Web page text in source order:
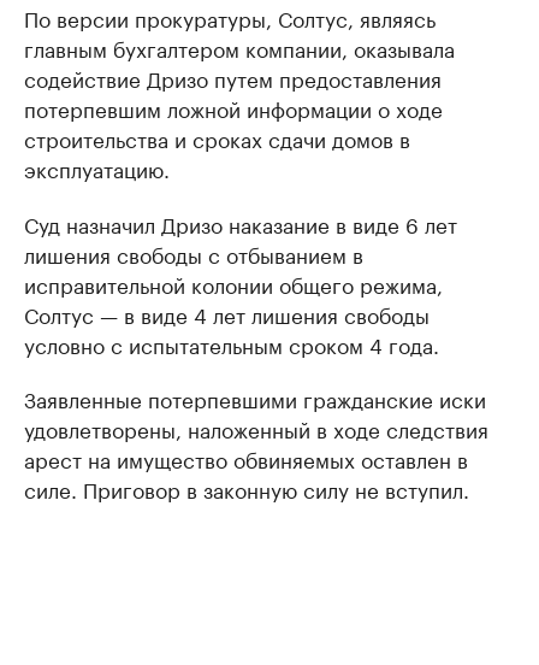
По версии прокуратуры, Солтус, являясь
главным бухгалтером компании, оказывала
содействие Дризо путем предоставления
потерпевшим ложной информации о ходе
строительства и сроках сдачи домов в
эксплуатацию.
Суд назначил Дризо наказание в виде 6 лет
лишения свободы с отбыванием в
исправительной колонии общего режима,
Солтус — в виде 4 лет лишения свободы
условно с испытательным сроком 4 года.
Заявленные потерпевшими гражданские иски
удовлетворены, наложенный в ходе следствия
арест на имущество обвиняемых оставлен в
силе. Приговор в законную силу не вступил.